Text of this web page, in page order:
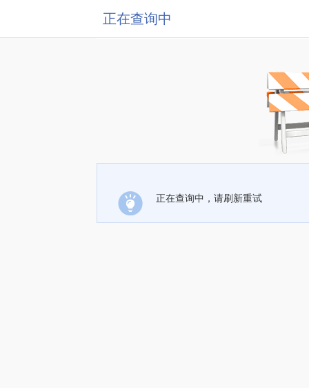
正在查询中
正在查询中，请刷新重试